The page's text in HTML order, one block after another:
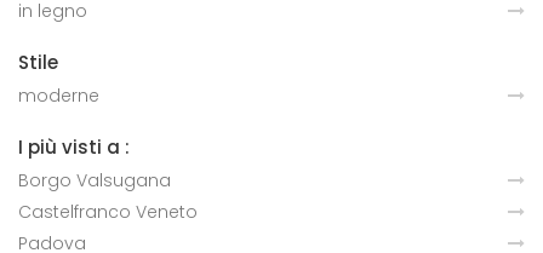
in legno
Stile
moderne
I più visti a :
Borgo Valsugana
Castelfranco Veneto
Padova